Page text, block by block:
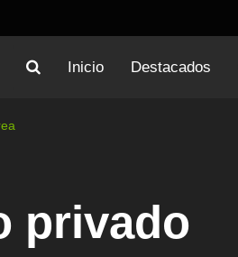
Inicio Destacados